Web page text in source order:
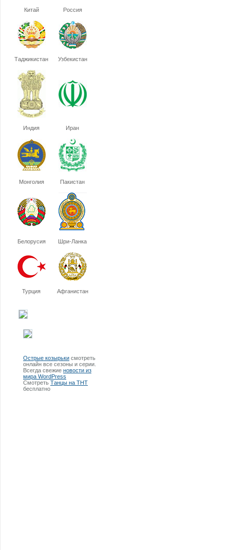
Китай Россия
Таджикистан Узбекистан
Индия Иран
Монголия Пакистан
Белорусия Шри-Ланка
Турция Афганистан
Острые козырьки смотреть
онлайн все сезоны и серии.
Всегда свежие новости из
мира WordPress
Смотреть Танцы на ТНТ
бесплатно